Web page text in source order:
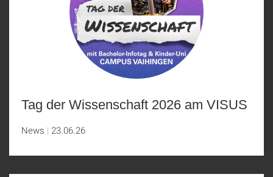
Tag der Wissenschaft 2026 am VISUS
News 23.06.26